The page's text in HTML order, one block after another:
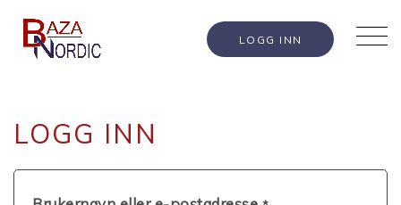
LOGG INN
LOGG INN